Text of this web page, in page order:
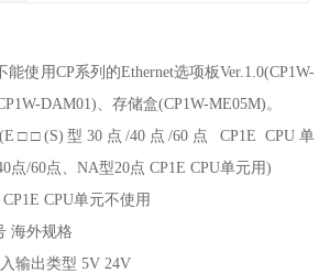
能使用CP系列的Ethernet选项板Ver.1.0(CP1W-
DAM01)、存储盒(CP1W-ME05M)。
型30点/40点/60点 CP1E CPU单
点/60点、NA型20点 CP1E CPU单元用)
CPU单元不使用
海外规格
输出类型 5V 24V